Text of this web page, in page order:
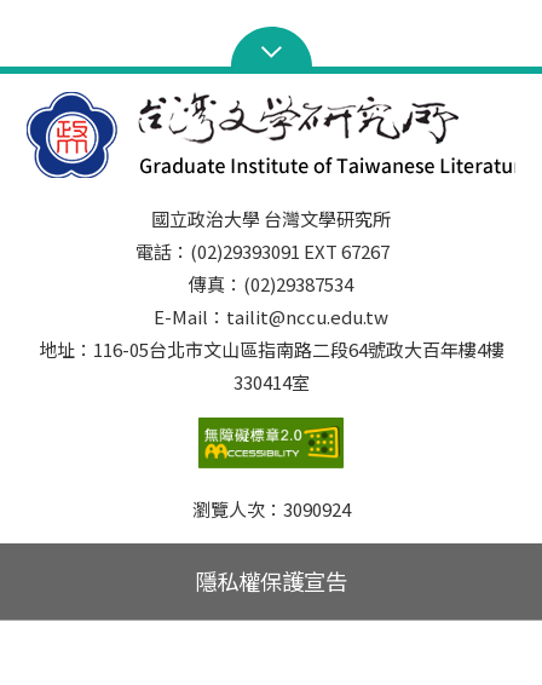
國立政治大學 台灣文學研究所
電話：(02)29393091 EXT 67267
傳真：(02)29387534
E-Mail：tailit@nccu.edu.tw
地址：116-05台北市文山區指南路二段64號政大百年樓4樓
330414室
瀏覽人次： 3090924
隱私權保護宣告